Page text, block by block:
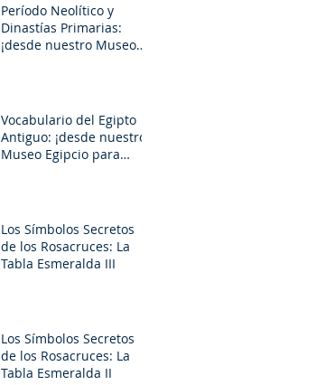
Período Neolítico y
Dinastías Primarias:
¡desde nuestro Museo
Vocabulario del Egipto
Antiguo: ¡desde nuestro
Museo Egipcio para
Los Símbolos Secretos
de los Rosacruces: La
Tabla Esmeralda III
Los Símbolos Secretos
de los Rosacruces: La
Tabla Esmeralda II